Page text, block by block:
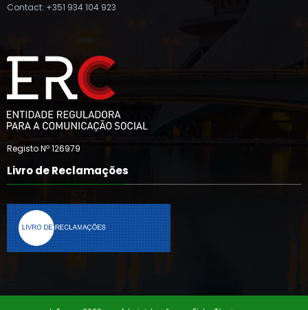
Contact: +351 934 104 923
Registo Nº 126979
Livro de Reclamações